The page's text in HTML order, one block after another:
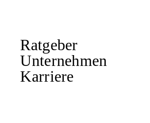
Ratgeber
Unternehmen
Karriere